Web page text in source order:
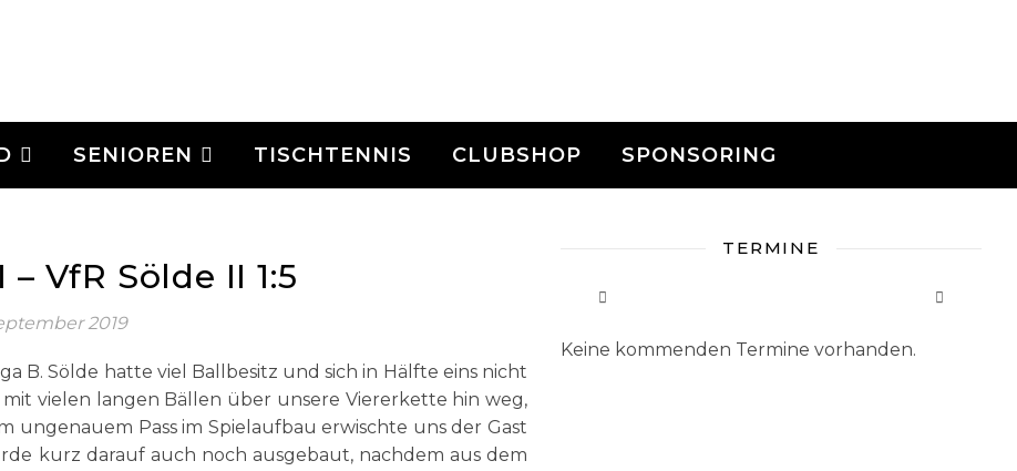
SENIOREN TISCHTENNIS CLUBSHOP SPONSORING
VfR Sölde II 1:5
2019
B. Sölde hatte viel Ballbesitz und sich in Hälfte eins nicht
vielen langen Bällen über unsere Viererkette hin weg,
ungenauem Pass im Spielaufbau erwischte uns der Gast
kurz darauf auch noch ausgebaut, nachdem aus dem
TERMINE
Keine kommenden Termine vorhanden.